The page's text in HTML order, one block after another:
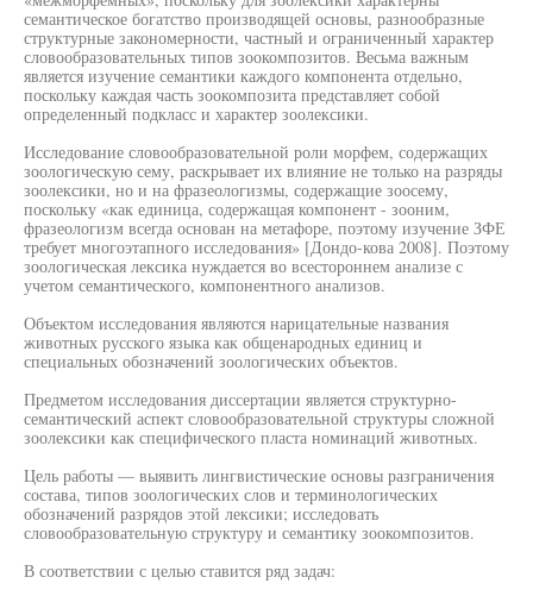
семантическое богатство производящей основы, разнообразные
структурные закономерности, частный и ограниченный характер
словообразовательных типов зоокомпозитов. Весьма важным
является изучение семантики каждого компонента отдельно,
поскольку каждая часть зоокомпозита представляет собой
определенный подкласс и характер зоолексики.
Исследование словообразовательной роли морфем, содержащих
зоологическую сему, раскрывает их влияние не только на разряды
зоолексики, но и на фразеологизмы, содержащие зоосему,
поскольку «как единица, содержащая компонент - зооним,
фразеологизм всегда основан на метафоре, поэтому изучение ЗФЕ
требует многоэтапного исследования» [Дондо-кова 2008]. Поэтому
зоологическая лексика нуждается во всестороннем анализе с
учетом семантического, компонентного анализов.
Объектом исследования являются нарицательные названия
животных русского языка как общенародных единиц и
специальных обозначений зоологических объектов.
Предметом исследования диссертации является структурно-
семантический аспект словообразовательной структуры сложной
зоолексики как специфического пласта номинаций животных.
Цель работы — выявить лингвистические основы разграничения
состава, типов зоологических слов и терминологических
обозначений разрядов этой лексики; исследовать
словообразовательную структуру и семантику зоокомпозитов.
В соответствии с целью ставится ряд задач: